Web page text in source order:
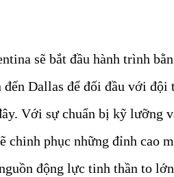
sẽ bắt đầu hành trình
đến Dallas để đối đầu với đội
Với sự chuẩn bị kỹ lưỡng
chinh phục những đỉnh cao
động lực tinh thần to